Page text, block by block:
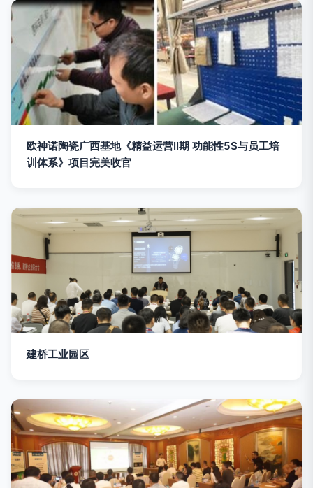
欧神诺陶瓷广西基地《精益运营II期 功能性5S与员工培
训体系》项目完美收官
建桥工业园区